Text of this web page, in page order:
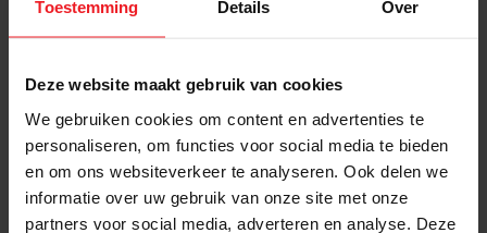
Toestemming Details Over
Deze website maakt gebruik van cookies
We gebruiken cookies om content en advertenties te
personaliseren, om functies voor social media te bieden
en om ons websiteverkeer te analyseren. Ook delen we
informatie over uw gebruik van onze site met onze
partners voor social media, adverteren en analyse. Deze
type 80 new
excl.voormontage (incl
voeten)
4x Ligger Kimer TB 270cm
(14x5cm) new